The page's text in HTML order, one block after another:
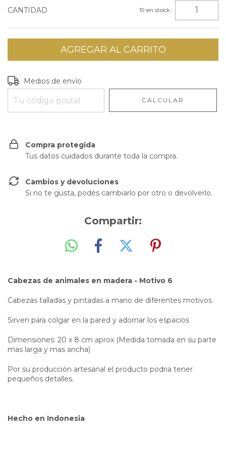
CANTIDAD 19 en stock
Entregas para el CP:
Medios de envío
CALCULAR
Compra protegida
Tus datos cuidados durante toda la compra.
Cambios y devoluciones
Si no te gusta, podés cambiarlo por otro o devolverlo.
Compartir:
Cabezas de animales en madera - Motivo 6
Cabezas talladas y pintadas a mano de diferentes motivos
Sirven para colgar en la pared y adornar los espacios
Dimensiones: 20 x 8 cm aprox (Medida tomada en su parte
mas larga y mas ancha)
Por su producción artesanal el producto podria tener
pequeños detalles.
Hecho en Indonesia